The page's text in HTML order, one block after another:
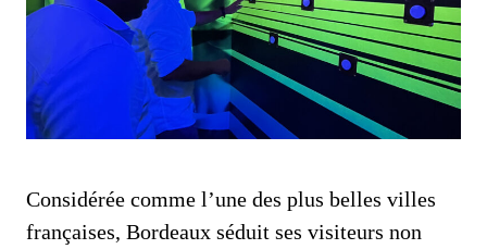
Considérée comme l’une des plus belles villes
françaises, Bordeaux séduit ses visiteurs non